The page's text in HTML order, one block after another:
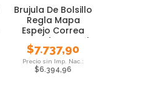
Brujula De Bolsillo
Regla Mapa
Espejo Correa
Waterdog Local
$7.737,90
$6.394,96